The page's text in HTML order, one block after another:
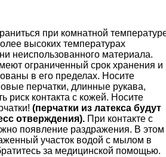
при комнатной
высоких температурах
неиспользованного материала.
ограниченный срок хранения и
в его пределах. Носите
перчатки, длинные рукава,
риск контакта с кожей. Носите
(перчатки из латекса будут
отверждения). При контакте с
появление раздражения. В этом
участок водой с мылом в
за медицинской помощью.